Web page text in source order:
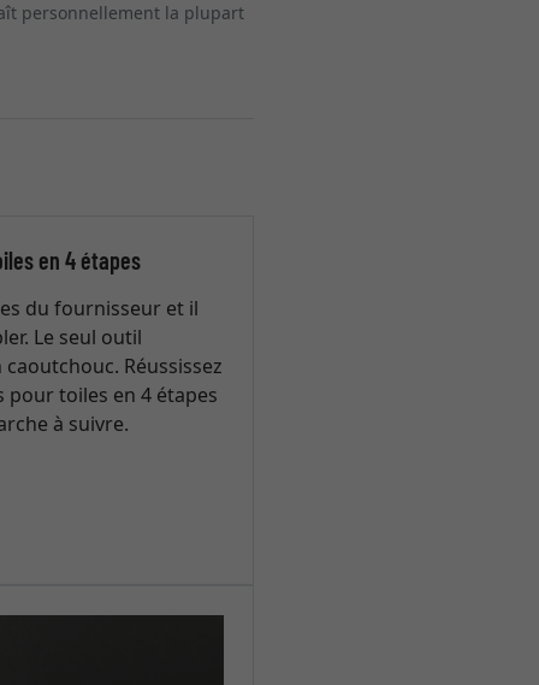
personnellement la plupart
en 4 étapes
du fournisseur et il
Le seul outil
Réussissez
pour toiles en 4 étapes
à suivre.